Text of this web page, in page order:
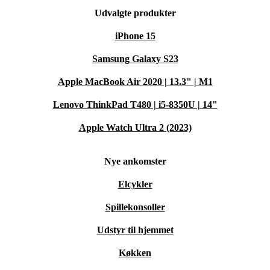
Udvalgte produkter
iPhone 15
Samsung Galaxy S23
Apple MacBook Air 2020 | 13.3" | M1
Lenovo ThinkPad T480 | i5-8350U | 14"
Apple Watch Ultra 2 (2023)
Nye ankomster
Elcykler
Spillekonsoller
Udstyr til hjemmet
Køkken